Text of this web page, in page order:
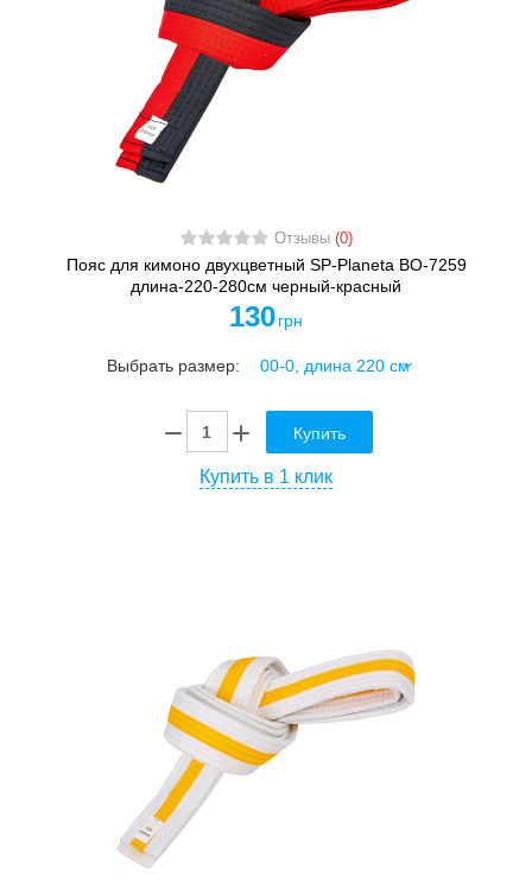
Отзывы (0)
Пояс для кимоно двухцветный SP-Planeta BO-7259
длина-220-280см черный-красный
130 грн
Выбрать размер:
Купить
Купить в 1 клик